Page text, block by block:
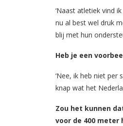
‘Naast atletiek vind
nu al best wel druk
blij met hun
Heb je een
‘Nee, ik heb niet per
knap wat het
Zou het kunnen
voor de 400